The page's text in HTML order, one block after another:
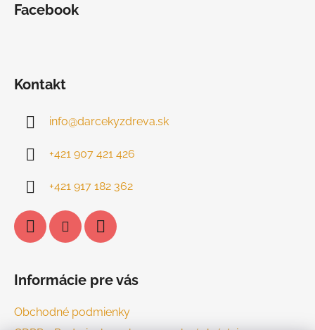
Facebook
Kontakt
info@darcekyzdreva.sk
+421 907 421 426
+421 917 182 362
Informácie pre vás
Obchodné podmienky